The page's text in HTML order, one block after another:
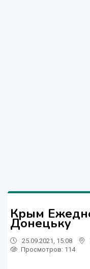
Крым
Донецьку
25.09.2021, 15:08
Просмотров: 114